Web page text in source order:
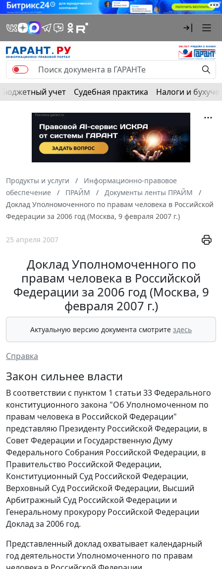
Бюджетный учет Судебная практика Налоги и
Продукты и услуги
Информационно-правовое
обеспечение
ПРАЙМ
Документы ленты ПРАЙМ
Доклад Уполномоченного по правам человека в Российской
Федерации за 2006 год (Москва, 9 февраля 2007 г.)
25 апреля 2007
Доклад Уполномоченного по
правам человека в Российской
Федерации за 2006 год (Москва, 9
февраля 2007 г.)
Актуальную версию документа смотрите здесь
Справка
Закон сильнее власти
В соответствии с пунктом 1 статьи 33 Федерального
конституционного закона "Об Уполномоченном по
правам человека в Российской Федерации"
представляю Президенту Российской Федерации, в
Совет Федерации и Государственную Думу
Федерального Собрания Российской Федерации, в
Правительство Российской Федерации,
Конституционный Суд Российской Федерации,
Верховный Суд Российской Федерации, Высший
Арбитражный Суд Российской Федерации и
Генеральному прокурору Российской Федерации
Доклад за 2006 год.
Представленный доклад охватывает календарный
год деятельности Уполномоченного по правам